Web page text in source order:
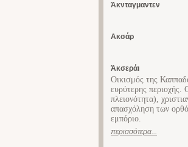
Άκνταγμαντεν
Ακσάρ
Άκσεράι
Οικισμός της
ευρύτερης περιοχής.
πλειονότητα),
απασχόληση των
εμπόριο.
περισσότερα...